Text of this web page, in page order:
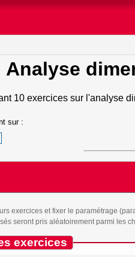
Analyse
10 exercices sur l'analyse
sur :
exercices et fixer le paramétrage
seront pris aléatoirement parmi les
exercices